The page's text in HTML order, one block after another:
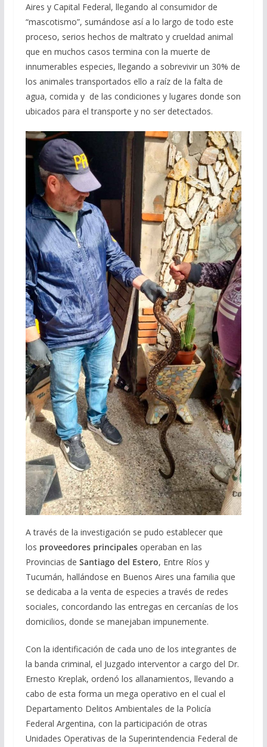
Aires y Capital Federal, llegando al consumidor de
“mascotismo”, sumándose así a lo largo de todo este
proceso, serios hechos de maltrato y crueldad animal
que en muchos casos termina con la muerte de
innumerables especies, llegando a sobrevivir un 30% de
los animales transportados ello a raíz de la falta de
agua, comida y de las condiciones y lugares donde son
ubicados para el transporte y no ser detectados.
A través de la investigación se pudo establecer que
los proveedores principales operaban en las
Provincias de Santiago del Estero, Entre Ríos y
Tucumán, hallándose en Buenos Aires una familia que
se dedicaba a la venta de especies a través de redes
sociales, concordando las entregas en cercanías de los
domicilios, donde se manejaban impunemente.
Con la identificación de cada uno de los integrantes de
la banda criminal, el Juzgado interventor a cargo del Dr.
Ernesto Kreplak, ordenó los allanamientos, llevando a
cabo de esta forma un mega operativo en el cual el
Departamento Delitos Ambientales de la Policía
Federal Argentina, con la participación de otras
Unidades Operativas de la Superintendencia Federal de